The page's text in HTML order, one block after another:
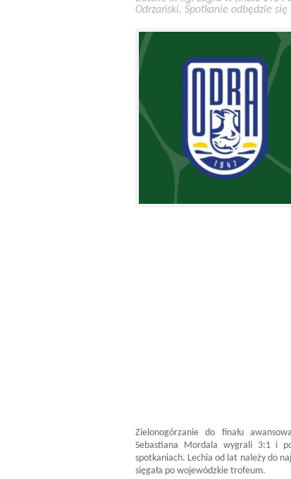
Odrzański. Spotkanie odbędzie
Zielonogórzanie do finału
Sebastiana Mordala wygrali 3:1 i
spotkaniach. Lechia od lat należy do
sięgała po wojewódzkie trofeum.